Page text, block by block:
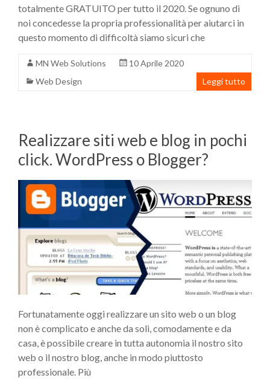
totalmente GRATUITO per tutto il 2020. Se ognuno di
noi concedesse la propria professionalità per aiutarci in
questo momento di difficoltà siamo sicuri che
MN Web Solutions
10 Aprile 2020
Web Design
Leggi tutto
Realizzare siti web e blog in pochi
click. WordPress o Blogger?
Fortunatamente oggi realizzare un sito web o un blog
non è complicato e anche da soli, comodamente e da
casa, è possibile creare in tutta autonomia il nostro sito
web o il nostro blog, anche in modo piuttosto
professionale. Più